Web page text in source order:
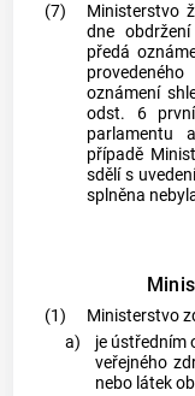
(7)
Ministerstvo
dne
předá
oznámení
odst. 6
parlamentu
případě
sdělí s
splněna
(1)
Ministerstvo
a)
je ústředním
veřejného
nebo látek